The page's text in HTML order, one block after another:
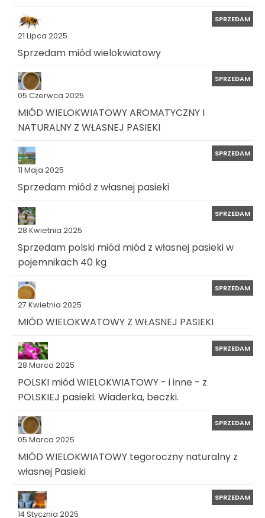
21 Lipca 2025
SPRZEDAM
Sprzedam miód wielokwiatowy
05 Czerwca 2025
SPRZEDAM
MIÓD WIELOKWIATOWY AROMATYCZNY I
NATURALNY Z WŁASNEJ PASIEKI
11 Maja 2025
SPRZEDAM
Sprzedam miód z własnej pasieki
28 Kwietnia 2025
SPRZEDAM
Sprzedam polski miód miód z własnej pasieki w
pojemnikach 40 kg
27 Kwietnia 2025
SPRZEDAM
MIÓD WIELOKWATOWY Z WŁASNEJ PASIEKI
28 Marca 2025
SPRZEDAM
POLSKI miód WIELOKWIATOWY - i inne - z
POLSKIEJ pasieki. Wiaderka, beczki.
05 Marca 2025
SPRZEDAM
MIÓD WIELOKWIATOWY tegoroczny naturalny z
własnej Pasieki
14 Stycznia 2025
SPRZEDAM